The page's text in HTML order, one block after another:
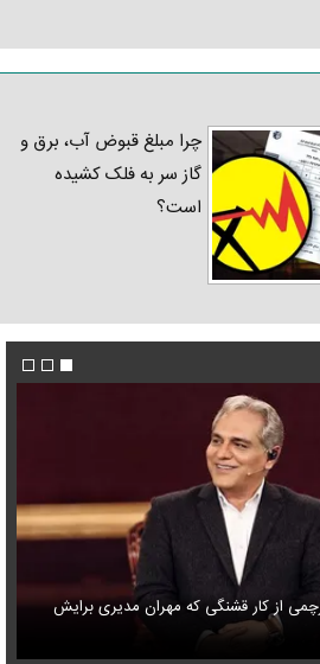
چرا مبلغ قبوض آب، برق و
گاز سر به فلک کشیده
است؟
از کار قشنگی که مهران مدیری برایش
با این استوری همه را به فکر فرو برد